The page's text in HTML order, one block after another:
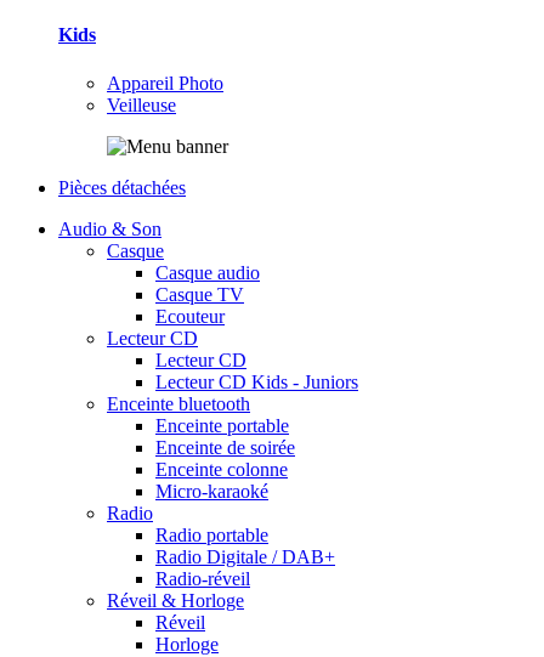
Kids
Appareil Photo
Veilleuse
Pièces détachées
Audio & Son
Casque
Casque audio
Casque TV
Ecouteur
Lecteur CD
Lecteur CD
Lecteur CD Kids - Juniors
Enceinte bluetooth
Enceinte portable
Enceinte de soirée
Enceinte colonne
Micro-karaoké
Radio
Radio portable
Radio Digitale / DAB+
Radio-réveil
Réveil & Horloge
Réveil
Horloge